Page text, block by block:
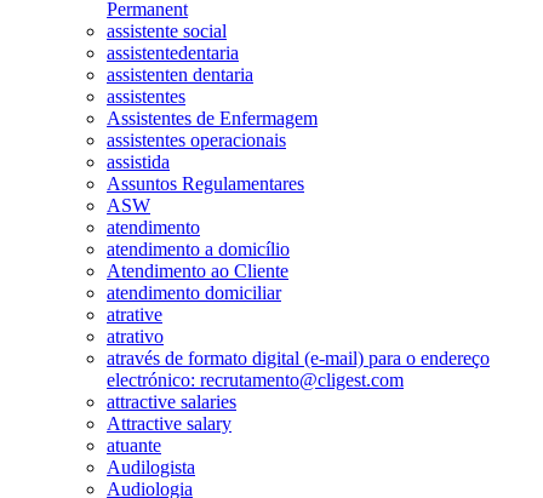
Permanent
assistente social
assistentedentaria
assistenten dentaria
assistentes
Assistentes de Enfermagem
assistentes operacionais
assistida
Assuntos Regulamentares
ASW
atendimento
atendimento a domicílio
Atendimento ao Cliente
atendimento domiciliar
atrative
atrativo
através de formato digital (e-mail) para o endereço
electrónico: recrutamento@cligest.com
attractive salaries
Attractive salary
atuante
Audilogista
Audiologia